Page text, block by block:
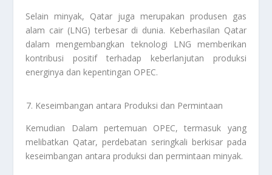
Selain minyak, Qatar juga merupakan produsen gas
alam cair (LNG) terbesar di dunia. Keberhasilan Qatar
dalam mengembangkan teknologi LNG memberikan
kontribusi positif terhadap keberlanjutan produksi
energinya dan kepentingan OPEC.
Keseimbangan antara Produksi dan Permintaan
Kemudian Dalam pertemuan OPEC, termasuk yang
melibatkan Qatar, perdebatan seringkali berkisar pada
keseimbangan antara produksi dan permintaan minyak.